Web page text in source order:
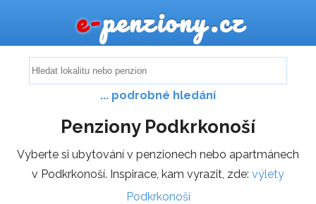
e-penziony.cz
... podrobné hledání
Penziony Podkrkonoší
Vyberte si ubytování v penzionech nebo apartmánech
v Podkrkonoší. Inspirace, kam vyrazit, zde: výlety
Podkrkonoší